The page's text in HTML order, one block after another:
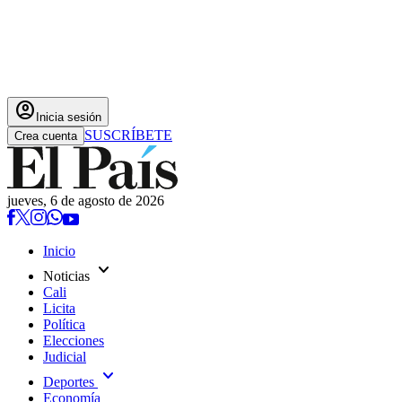
account_circle Inicia sesión
Crea cuenta SUSCRÍBETE
jueves, 6 de agosto de 2026
Inicio
Noticias expand_more
Cali
Licita
Política
Elecciones
Judicial
Deportes expand_more
Economía